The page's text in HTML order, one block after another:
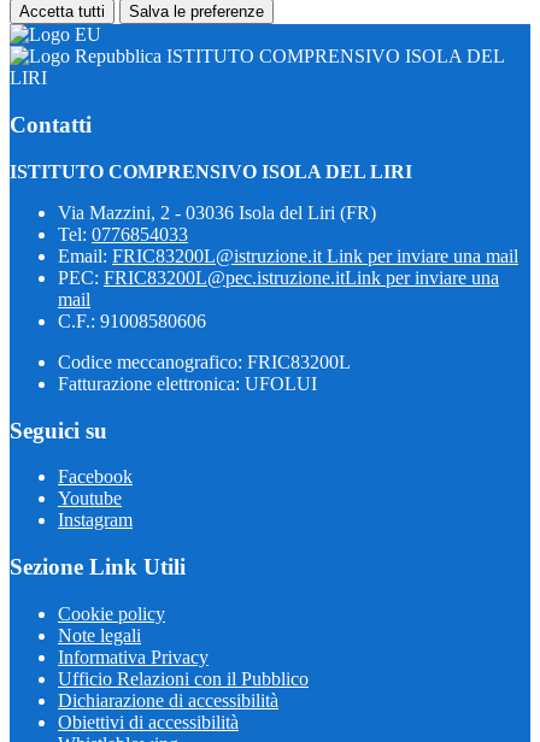
Accetta tutti Salva le preferenze
ISTITUTO COMPRENSIVO ISOLA DEL
LIRI
Contatti
ISTITUTO COMPRENSIVO ISOLA DEL LIRI
Via Mazzini, 2 - 03036 Isola del Liri (FR)
Tel: 0776854033
Email: FRIC83200L@istruzione.it Link per inviare una mail
PEC: FRIC83200L@pec.istruzione.itLink per inviare una
mail
C.F.: 91008580606
Codice meccanografico: FRIC83200L
Fatturazione elettronica: UFOLUI
Seguici su
Facebook
Youtube
Instagram
Sezione Link Utili
Cookie policy
Note legali
Informativa Privacy
Ufficio Relazioni con il Pubblico
Dichiarazione di accessibilità
Obiettivi di accessibilità